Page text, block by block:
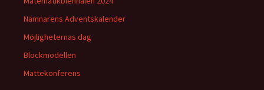
Nämnarens Adventskalender
Möjligheternas dag
Blockmodellen
Mattekonferens